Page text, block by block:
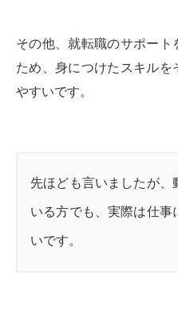
その他、就転職のサポート
ため、身につけたスキルを
やすいです。
先ほども言いましたが、
いる方でも、実際は仕事
いです。